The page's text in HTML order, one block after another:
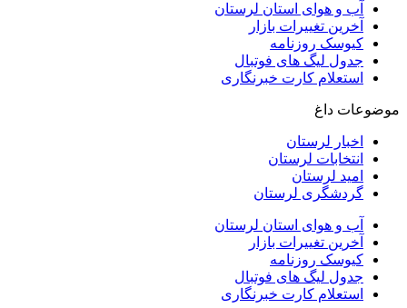
آب و هوای استان لرستان
آخرین تغییرات بازار
کیوسک روزنامه
جدول لیگ های فوتبال
استعلام کارت خبرنگاری
موضوعات داغ
اخبار لرستان
انتخابات لرستان
امید لرستان
گردشگری لرستان
آب و هوای استان لرستان
آخرین تغییرات بازار
کیوسک روزنامه
جدول لیگ های فوتبال
استعلام کارت خبرنگاری